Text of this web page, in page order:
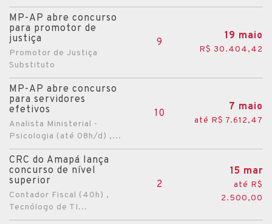
MP-AP abre concurso
para promotor de
justiça
Promotor de Justiça
Substituto
9
19 maio
R$ 30.404,42
MP-AP abre concurso
para servidores
efetivos
Analista Ministerial -
Psicologia (até 08h/d) ,...
10
7 maio
até R$ 7.612,47
CRC do Amapá lança
concurso de nível
superior
Contador Fiscal (40h) ,
Tecnólogo de TI...
2
15 mar
até R$
2.500,00